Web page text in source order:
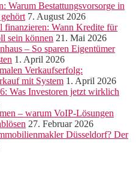
Warum Bestattungsvorsorge in
7. August 2026
finanzieren: Wann Kredite für
sein können 21. Mai 2026
– So sparen Eigentümer
1. April 2026
Verkaufserfolg:
mit System 1. April 2026
Was Investoren jetzt wirklich
– warum VoIP-Lösungen
27. Februar 2026
Düsseldorf? Der